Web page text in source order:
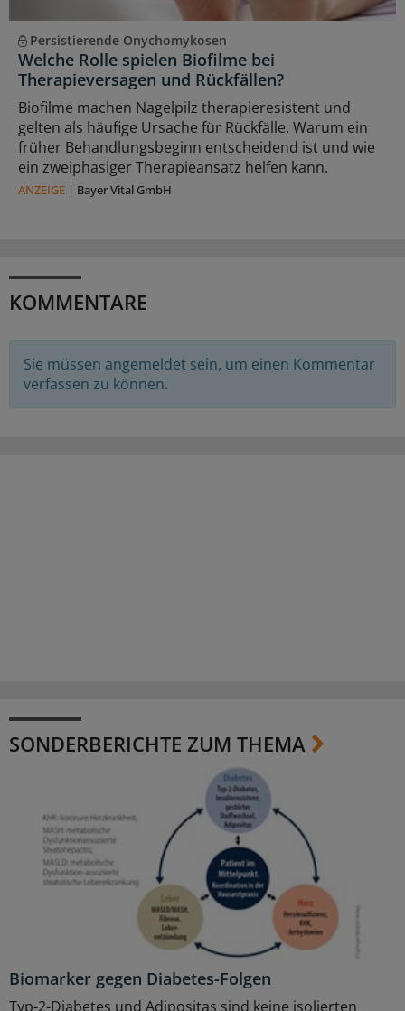
Persistierende Onychomykosen
Welche Rolle spielen Biofilme bei
Therapieversagen und Rückfällen?
Biofilme machen Nagelpilz therapieresistent und
gelten als häufige Ursache für Rückfälle. Warum ein
früher Behandlungsbeginn entscheidend ist und wie
ein zweiphasiger Therapieansatz helfen kann.
ANZEIGE | Bayer Vital GmbH
KOMMENTARE
Sie müssen angemeldet sein, um einen Kommentar
verfassen zu können.
SONDERBERICHTE ZUM THEMA
Biomarker gegen Diabetes-Folgen
Typ-2-Diabetes und Adipositas sind keine isolierten